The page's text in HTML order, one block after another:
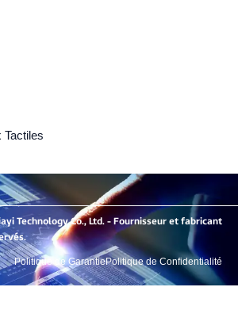
Tactiles
Technology Co., Ltd. - Fournisseur et fabricant
Politique de Confidentialité
Politique de Garantie